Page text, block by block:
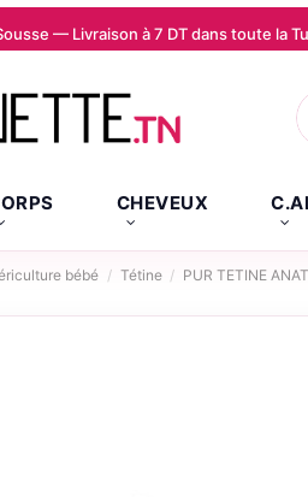
— Livraison à 7 DT dans toute la
CHEVEUX
bébé Tétine PUR TETINE